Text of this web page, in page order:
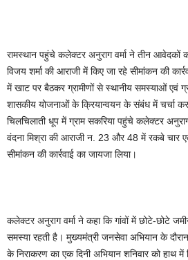
रामस्थान पहुंचे कलेक्टर अनुराग वर्मा ने तीन आवेदकों
विजय शर्मा की आराजी में किए जा रहे सीमांकन की
में खाट पर बैठकर ग्रामीणों से स्थानीय समस्याओं एवं
शासकीय योजनाओं के क्रियान्वयन के संबंध में चर्चा
चिलचिलाती धूप में ग्राम सकरिया पहुंचे कलेक्टर
वंदना मिश्रा की आराजी न. 23 और 48 में रकबे चार
सीमांकन की कार्रवाई का जायजा लिया।
कलेक्टर अनुराग वर्मा ने कहा कि गांवों में छोटे-छोटे
समस्या रहती है। मुख्यमंत्री जनसेवा अभियान के
के निराकरण का एक दिनी अभियान शनिवार को हाथ